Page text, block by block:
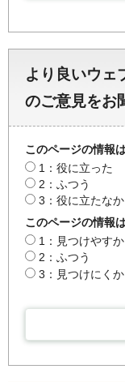
より良いウェ
のご意見をお
このページの情報
1：役に立った
2：ふつう
3：役に立たな
このページの情報
1：見つけやす
2：ふつう
3：見つけにく